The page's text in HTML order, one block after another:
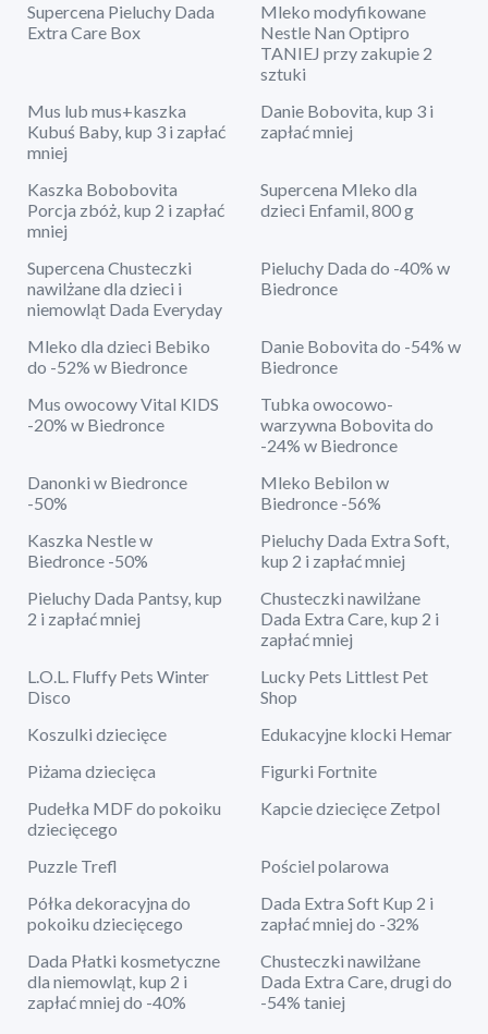
Supercena Pieluchy Dada
Extra Care Box
Mleko modyfikowane
Nestle Nan Optipro
TANIEJ przy zakupie 2
sztuki
Mus lub mus+kaszka
Kubuś Baby, kup 3 i zapłać
mniej
Danie Bobovita, kup 3 i
zapłać mniej
Kaszka Bobobovita
Porcja zbóż, kup 2 i zapłać
mniej
Supercena Mleko dla
dzieci Enfamil, 800 g
Supercena Chusteczki
nawilżane dla dzieci i
niemowląt Dada Everyday
Pieluchy Dada do -40% w
Biedronce
Mleko dla dzieci Bebiko
do -52% w Biedronce
Danie Bobovita do -54% w
Biedronce
Mus owocowy Vital KIDS
-20% w Biedronce
Tubka owocowo-
warzywna Bobovita do
-24% w Biedronce
Danonki w Biedronce
-50%
Mleko Bebilon w
Biedronce -56%
Kaszka Nestle w
Biedronce -50%
Pieluchy Dada Extra Soft,
kup 2 i zapłać mniej
Pieluchy Dada Pantsy, kup
2 i zapłać mniej
Chusteczki nawilżane
Dada Extra Care, kup 2 i
zapłać mniej
L.O.L. Fluffy Pets Winter
Disco
Lucky Pets Littlest Pet
Shop
Koszulki dziecięce
Edukacyjne klocki Hemar
Piżama dziecięca
Figurki Fortnite
Pudełka MDF do pokoiku
dziecięcego
Kapcie dziecięce Zetpol
Puzzle Trefl
Pościel polarowa
Półka dekoracyjna do
pokoiku dziecięcego
Dada Extra Soft Kup 2 i
zapłać mniej do -32%
Dada Płatki kosmetyczne
dla niemowląt, kup 2 i
zapłać mniej do -40%
Chusteczki nawilżane
Dada Extra Care, drugi do
-54% taniej